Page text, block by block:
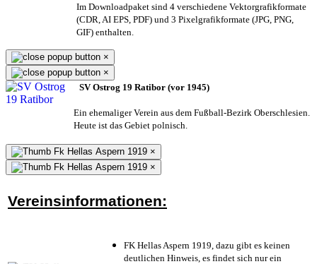
Im Downloadpaket sind 4 verschiedene Vektorgrafikformate
(CDR, AI EPS, PDF) und 3 Pixelgrafikformate (JPG, PNG,
GIF) enthalten.
×
×
SV Ostrog 19 Ratibor (vor 1945)
Ein ehemaliger Verein aus dem Fußball-Bezirk Oberschlesien.
Heute ist das Gebiet polnisch.
×
×
Vereinsinformationen:
FK Hellas Aspern 1919, dazu gibt es keinen
deutlichen Hinweis, es findet sich nur ein